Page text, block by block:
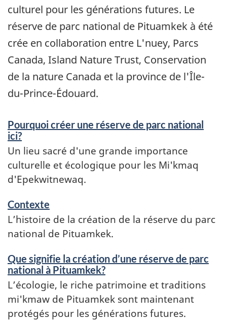
culturel pour les générations futures. Le
réserve de parc national de Pituamkek à été
crée en collaboration entre L'nuey, Parcs
Canada, Island Nature Trust, Conservation
de la nature Canada et la province de l'Île-
du-Prince-Édouard.
Pourquoi créer une réserve de parc national
ici?
Un lieu sacré d'une grande importance
culturelle et écologique pour les Mi'kmaq
d'Epekwitnewaq.
Contexte
L’histoire de la création de la réserve du parc
national de Pituamkek.
Que signifie la création d’une réserve de parc
national à Pituamkek?
L’écologie, le riche patrimoine et traditions
mi'kmaw de Pituamkek sont maintenant
protégés pour les générations futures.